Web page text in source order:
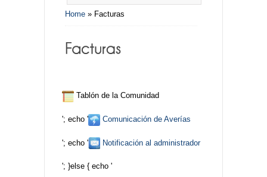
Home » Facturas
Tablón de la Comunidad
'; echo ' Comunicación de Averías
'; echo ' Notificación al administrador
'; }else { echo '